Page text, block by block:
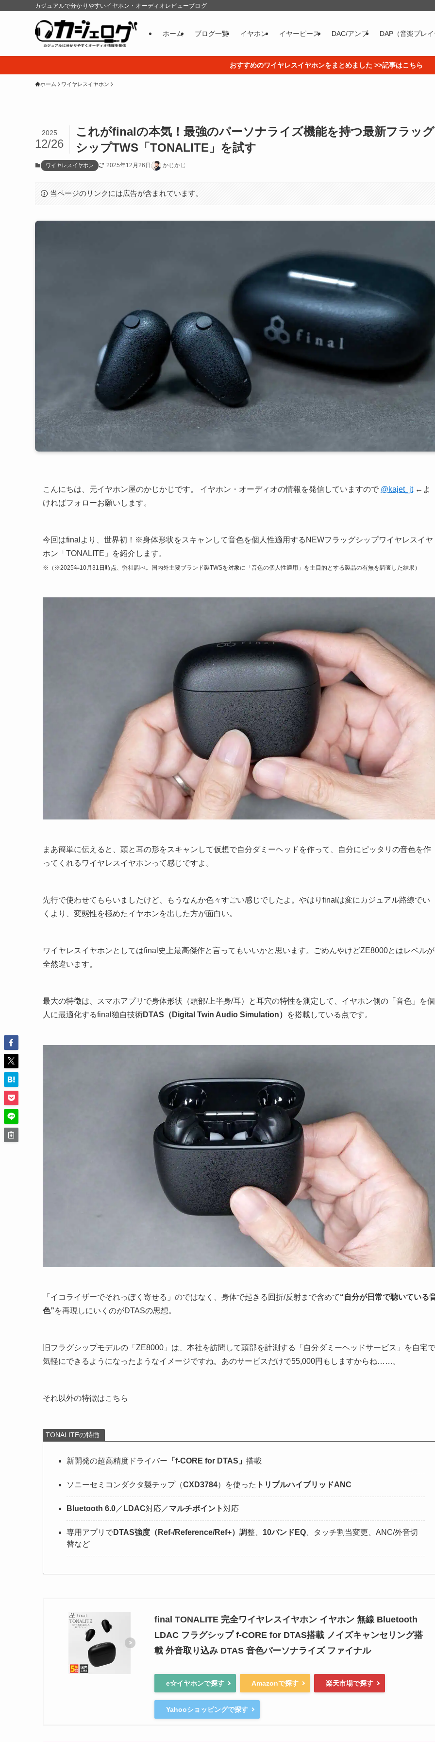
カジュアルで分かりやすいイヤホン・オーディオレビューブログ
ホーム ブログ一覧 イヤホン イヤーピース DAC/アンプ DAP（音楽プレ
おすすめのワイヤレスイヤホンをまとめました >>記事はこちら
ホーム ワイヤレスイヤホン
これがfinalの本気！最強のパーソナライズ機能を持つ最新フラッグ
シップTWS「TONALITE」を試す
2025
12/26
ワイヤレスイヤホン 2025年12月26日 かじかじ
当ページのリンクには広告が含まれています。
こんにちは、元イヤホン屋のかじかじです。 イヤホン・オーディオの情報を発信していますので @kajet_jt←よ
ければフォローお願いします。
今回はfinalより、世界初！※身体形状をスキャンして音色を個人性適用するNEWフラッグシップワイヤレスイヤ
ホン「TONALITE」を紹介します。
※（※2025年10月31日時点、弊社調べ。国内外主要ブランド製TWSを対象に「音色の個人性適用」を主目的とする製品の有無を調査した結果）
まあ簡単に伝えると、頭と耳の形をスキャンして仮想で自分ダミーヘッドを作って、自分にピッタリの音色を作
ってくれるワイヤレスイヤホンって感じですよ。
先行で使わせてもらいましたけど、もうなんか色々すごい感じでしたよ。やはりfinalは変にカジュアル路線でい
くより、変態性を極めたイヤホンを出した方が面白い。
ワイヤレスイヤホンとしてはfinal史上最高傑作と言ってもいいかと思います。ごめんやけどZE8000とはレベルが
全然違います。
最大の特徴は、スマホアプリで身体形状（頭部/上半身/耳）と耳穴の特性を測定して、イヤホン側の「音色」を個
人に最適化するfinal独自技術DTAS（Digital Twin Audio Simulation） を搭載している点です。
「イコライザーでそれっぽく寄せる」のではなく、身体で起きる回折/反射まで含めて“自分が日常で聴いている
色”を再現しにいくのがDTASの思想。
旧フラグシップモデルの「ZE8000」は、本社を訪問して頭部を計測する「自分ダミーヘッドサービス」を自宅で
気軽にできるようになったようなイメージですね。あのサービスだけで55,000円もしますからね……。
それ以外の特徴はこちら
TONALITEの特徴
新開発の超高精度ドライバー 「f-CORE for DTAS」 搭載
ソニーセミコンダクタ製チップ（CXD3784）を使った トリプルハイブリッドANC
Bluetooth 6.0 ／ LDAC対応／マルチポイント 対応
専用アプリでDTAS強度（Ref-/Reference/Ref+） 調整、 10バンドEQ 、タッチ割当変更、ANC/外音切
替など
final TONALITE 完全ワイヤレスイヤホン イヤホン 無線 Bluetooth
LDAC フラグシップ f-CORE for DTAS搭載 ノイズキャンセリング搭
載 外音取り込み DTAS 音色パーソナライズ ファイナル
e☆イヤホンで探す Amazonで探す 楽天市場で探す
Yahooショッピングで探す